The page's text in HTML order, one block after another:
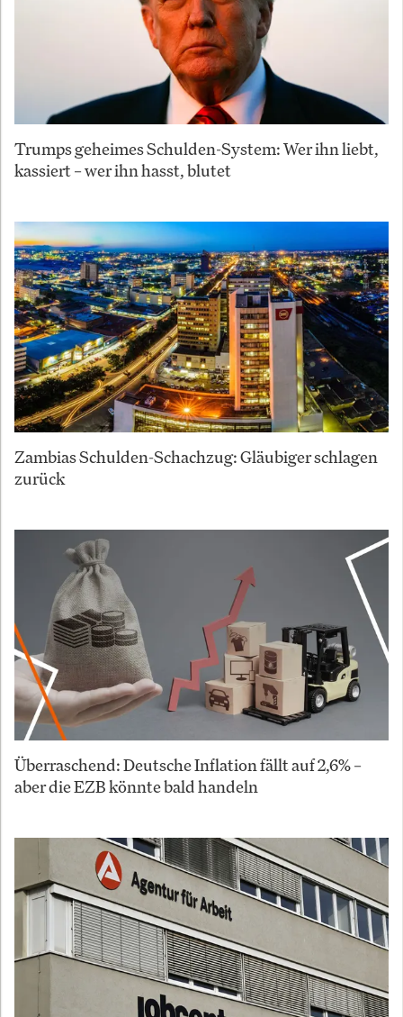
Trumps geheimes Schulden-System: Wer ihn liebt,
kassiert – wer ihn hasst, blutet
Zambias Schulden-Schachzug: Gläubiger schlagen
zurück
Überraschend: Deutsche Inflation fällt auf 2,6% –
aber die EZB könnte bald handeln